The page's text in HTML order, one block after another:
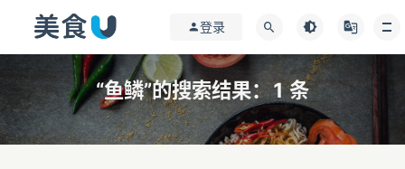
登录
“鱼鳞”的搜索结果：1 条